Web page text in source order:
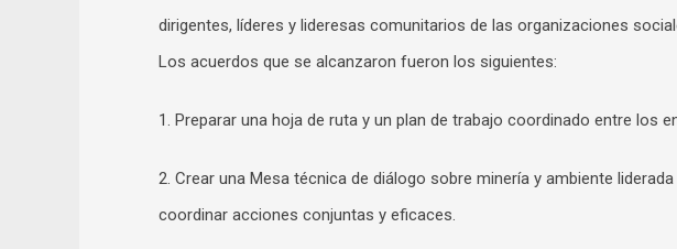
dirigentes, líderes y lideresas comunitarios de las organizaciones
Los acuerdos que se alcanzaron fueron los siguientes:
1. Preparar una hoja de ruta y un plan de trabajo coordinado entre los
2. Crear una Mesa técnica de diálogo sobre minería y ambiente
coordinar acciones conjuntas y eficaces.